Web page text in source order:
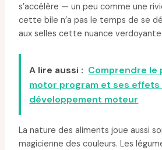
s’accélère — un peu comme une
cette bile n’a pas le temps de se
aux selles cette nuance verdoyante.
A lire aussi : Comprendre le
motor program et ses effets
développement moteur
La nature des aliments joue aussi
magicienne des couleurs. Les